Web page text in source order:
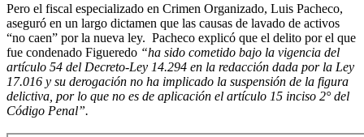
Pero el fiscal especializado en Crimen Organizado, Luis Pacheco,
aseguró en un largo dictamen que las causas de lavado de activos
“no caen” por la nueva ley. Pacheco explicó que el delito por el que
fue condenado Figueredo “ha sido cometido bajo la vigencia del
artículo 54 del Decreto-Ley 14.294 en la redacción dada por la Ley
17.016 y su derogación no ha implicado la suspensión de la figura
delictiva, por lo que no es de aplicación el artículo 15 inciso 2° del
Código Penal”.